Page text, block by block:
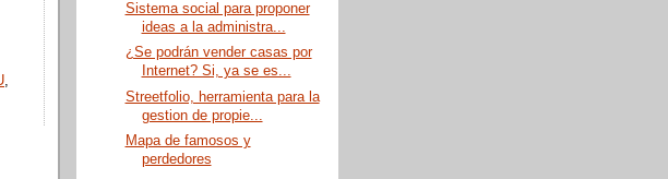
,
Sistema social para proponer
ideas a la administra...
¿Se podrán vender casas por
Internet? Si, ya se es...
Streetfolio, herramienta para la
gestion de propie...
Mapa de famosos y
perdedores